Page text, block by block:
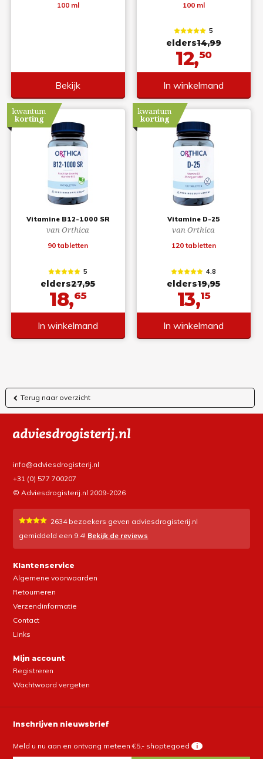
100 ml
Bekijk
100 ml
5
elders14,99
12,50
In winkelmand
Vitamine B12-1000 SR
van Orthica
90 tabletten
kwantum
korting
5
elders27,95
18,65
In winkelmand
Vitamine D-25
van Orthica
120 tabletten
kwantum
korting
4.8
elders19,95
13,15
In winkelmand
Terug naar overzicht
info@adviesdrogisterij.nl
+31 (0) 577 700207
© Adviesdrogisterij.nl 2009-2026
2634bezoekers geven adviesdrogisterij.nl
gemiddeld een 9.4! Bekijk de reviews
Klantenservice
Algemene voorwaarden
Retourneren
Verzendinformatie
Contact
Links
Mijn account
Registreren
Wachtwoord vergeten
Inschrijven nieuwsbrief
Meld u nu aan en ontvang meteen €5,- shoptegoed i